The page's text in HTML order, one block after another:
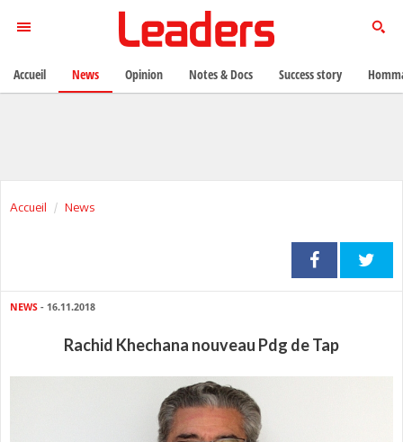
Accueil News
NEWS - 16.11.2018
Rachid Khechana nouveau Pdg de Tap
Accueil News Opinion Notes & Docs Success story